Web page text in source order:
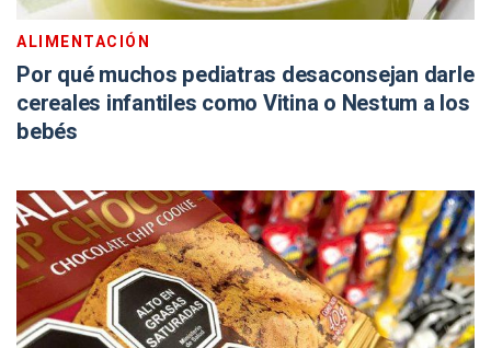
ALIMENTACIÓN
Por qué muchos pediatras desaconsejan darle
cereales infantiles como Vitina o Nestum a los
bebés